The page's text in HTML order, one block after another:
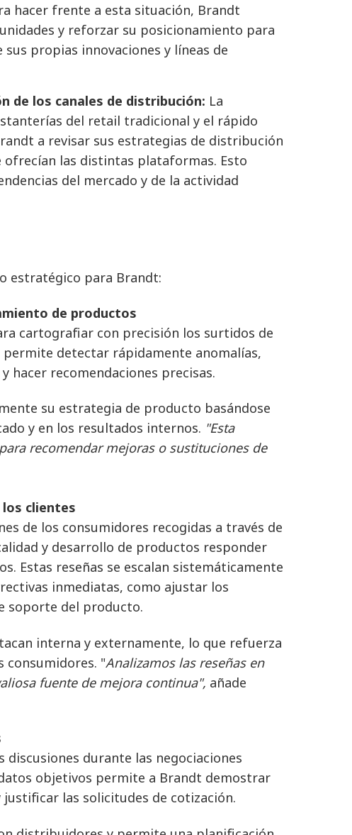
hacer frente a esta situación, Brandt
y reforzar su posicionamiento para
propias innovaciones y líneas de
de los canales de distribución: La
del retail tradicional y el rápido
a revisar sus estrategias de distribución
las distintas plataformas. Esto
del mercado y de la actividad
estratégico para Brandt:
de productos
cartografiar con precisión los surtidos de
detectar rápidamente anomalías,
recomendaciones precisas.
su estrategia de producto basándose
y en los resultados internos. "Esta
recomendar mejoras o sustituciones de
clientes
de los consumidores recogidas a través de
y desarrollo de productos responder
Estas reseñas se escalan sistemáticamente
inmediatas, como ajustar los
soporte del producto.
interna y externamente, lo que refuerza
consumidores. "Analizamos las reseñas en
fuente de mejora continua", añade
durante las negociaciones
objetivos permite a Brandt demostrar
las solicitudes de cotización.